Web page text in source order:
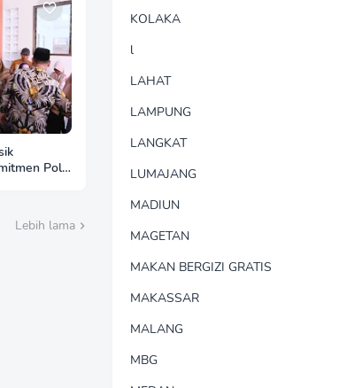
Polri
Lebih lama
KOLAKA
l
LAHAT
LAMPUNG
LANGKAT
LUMAJANG
MADIUN
MAGETAN
MAKAN BERGIZI GRATIS
MAKASSAR
MALANG
MBG